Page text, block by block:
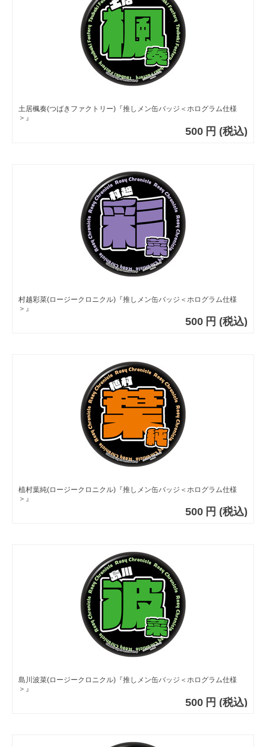
土居楓奏(つばきファクトリー)『推しメン缶バッジ＜ホログラム仕様
＞』
500 円 (税込)
村越彩菜(ロージークロニクル)『推しメン缶バッジ＜ホログラム仕様
＞』
500 円 (税込)
植村葉純(ロージークロニクル)『推しメン缶バッジ＜ホログラム仕様
＞』
500 円 (税込)
島川波菜(ロージークロニクル)『推しメン缶バッジ＜ホログラム仕様
＞』
500 円 (税込)